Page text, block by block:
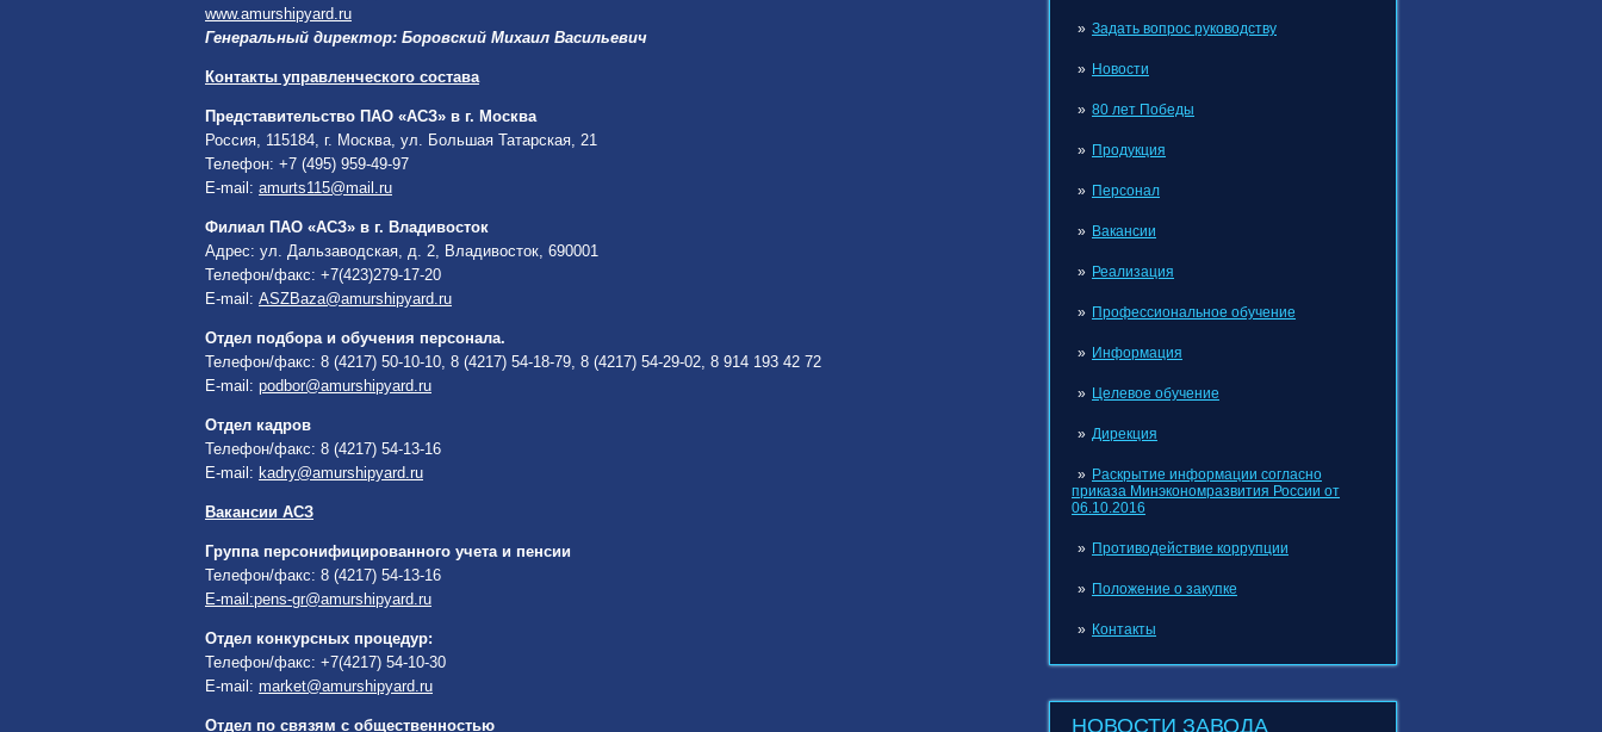
Задать вопрос руководству
Новости
80 лет Победы
Продукция
Персонал
Вакансии
Реализация
Профессиональное обучение
Информация
Целевое обучение
Дирекция
Раскрытие информации согласно
приказа Минэкономразвития России от
06.10.2016
Противодействие коррупции
Положение о закупке
Контакты
НОВОСТИ ЗАВОДА
www.amurshipyard.ru
Генеральный директор: Боровский Михаил Васильевич
Контакты управленческого состава
Представительство ПАО «АСЗ» в г. Москва
Россия, 115184, г. Москва, ул. Большая Татарская, 21
Телефон: +7 (495) 959-49-97
E-mail: amurts115@mail.ru
Филиал ПАО «АСЗ» в г. Владивосток
Адрес: ул. Дальзаводская, д. 2, Владивосток, 690001
Телефон/факс: +7(423)279-17-20
E-mail: ASZBaza@amurshipyard.ru
Отдел подбора и обучения персонала.
Телефон/факс: 8 (4217) 50-10-10, 8 (4217) 54-18-79, 8 (4217) 54-29-02, 8 914 193 42 72
E-mail: podbor@amurshipyard.ru
Отдел кадров
Телефон/факс: 8 (4217) 54-13-16
E-mail: kadry@amurshipyard.ru
Вакансии АСЗ
Группа персонифицированного учета и пенсии
Телефон/факс: 8 (4217) 54-13-16
E-mail:pens-gr@amurshipyard.ru
Отдел конкурсных процедур:
Телефон/факс: +7(4217) 54-10-30
E-mail: market@amurshipyard.ru
Отдел по связям с общественностью